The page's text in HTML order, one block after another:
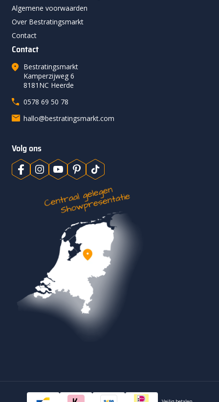
Algemene voorwaarden
Over Bestratingsmarkt
Contact
Contact
Bestratingsmarkt
Kamperzijweg 6
8181NC Heerde
0578 69 50 78
hallo@bestratingsmarkt.com
Volg ons